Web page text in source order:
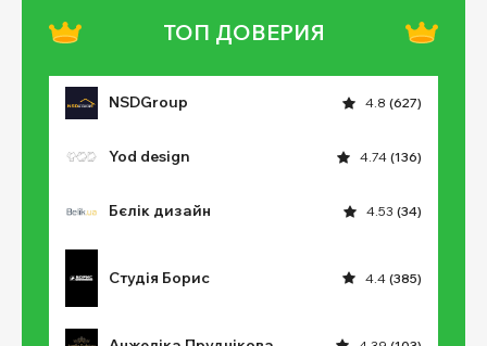
ТОП ДОВЕРИЯ
NSDGroup 4.8 (627)
Yod design 4.74 (136)
Бєлік дизайн 4.53 (34)
Студія Борис 4.4 (385)